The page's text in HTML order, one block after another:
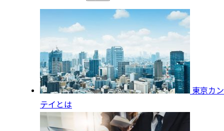
東京カン
テイとは